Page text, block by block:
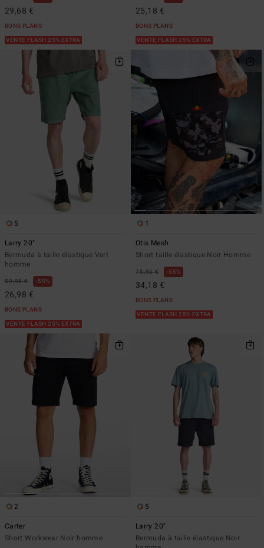
29,68 €
BONS PLANS
VENTE FLASH 25% EXTRA
25,18 €
BONS PLANS
VENTE FLASH 25% EXTRA
5
Larry 20"
Bermuda à taille élastique Vert
homme
59,95 € 55%
26,98 €
BONS PLANS
VENTE FLASH 25% EXTRA
1
Otis Mesh
Short taille élastique Noir Homme
75,95 € 55%
34,18 €
BONS PLANS
VENTE FLASH 25% EXTRA
2
Carter
Short Workwear Noir homme
5
Larry 20"
Bermuda à taille élastique Noir